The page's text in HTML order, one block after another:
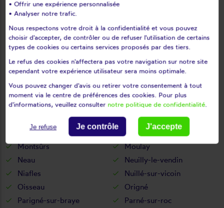
Louverné
L'huisserie
Madré
Maisoncelles-du-maine
Marcillé-la-ville
Marigné-peuton
Martigné-sur-mayenne
Mayenne
Mée
Meslay-du-maine
Mézangers
Montaudin
Montenay
Montigné-le-brillant
Montourtier
Montreuil-poulay
Montsûrs
Moulay
Neau
Neuilly-le-vendin
Niafles
Nuillé-sur-vicoin
Oisseau
Origné
Parigné-sur-braye
Parné-sur-roc
• Offrir une expérience personnalisée
• Analyser notre trafic.
Nous respectons votre droit à la confidentialité et vous pouvez
choisir d'accepter, de contrôler ou de refuser l'utilisation de certains
types de cookies ou certains services proposés par des tiers.
Le refus des cookies n'affectera pas votre navigation sur notre site
cependant votre expérience utilisateur sera moins optimale.
Vous pouvez changer d'avis ou retirer votre consentement à tout
moment via le centre de préférences des cookies. Pour plus
d'informations, veuillez consulter notre politique de confidentialité.
Je refuse Je contrôle J'accepte